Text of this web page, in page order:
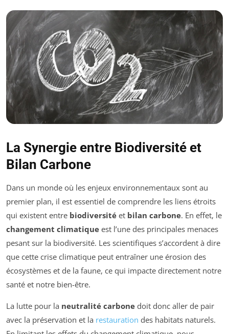
La Synergie entre Biodiversité et
Bilan Carbone
Dans un monde où les enjeux environnementaux sont au
premier plan, il est essentiel de comprendre les liens étroits
qui existent entre biodiversité et bilan carbone. En effet, le
changement climatique est l’une des principales menaces
pesant sur la biodiversité. Les scientifiques s’accordent à dire
que cette crise climatique peut entraîner une érosion des
écosystèmes et de la faune, ce qui impacte directement notre
santé et notre bien-être.
La lutte pour la neutralité carbone doit donc aller de pair
avec la préservation et la restauration des habitats naturels.